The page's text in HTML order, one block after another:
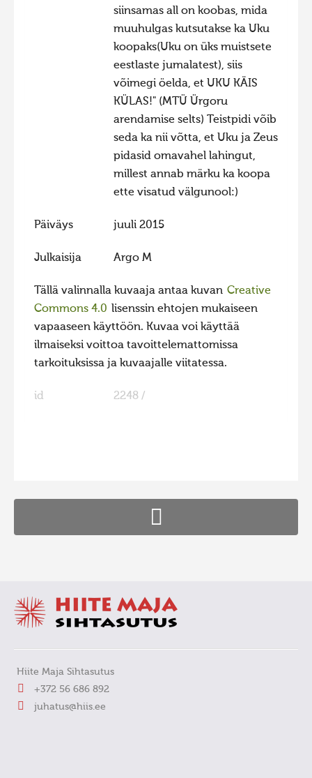
Hiite kuvavõistlus 2009
Hiite kuvavõistlus 2008
siinsamas all on koobas, mida
muuhulgas kutsutakse ka Uku
koopaks(Uku on üks muistsete
eestlaste jumalatest), siis
võimegi öelda, et UKU KÄIS
KÜLAS!" (MTÜ Ürgoru
arendamise selts) Teistpidi võib
seda ka nii võtta, et Uku ja Zeus
pidasid omavahel lahingut,
millest annab märku ka koopa
ette visatud välgunool:)
Päiväys juuli 2015
Julkaisija Argo M
Tällä valinnalla kuvaaja antaa kuvan Creative
Commons 4.0 lisenssin ehtojen mukaiseen
vapaaseen käyttöön. Kuvaa voi käyttää
ilmaiseksi voittoa tavoittelemattomissa
tarkoituksissa ja kuvaajalle viitatessa.
id 2248 /
Hiite Maja Sihtasutus
+372 56 686 892
juhatus@hiis.ee